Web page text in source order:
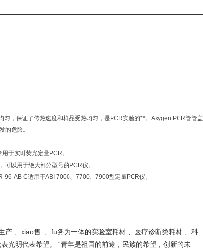
，保证了传热速度和样品受热均匀，是PCR实验的**。Axygen PCR管管盖
的危险。
于实时荧光定量PCR。
以用于绝大部分型号的PCR仪。
AB-C适用于ABI 7000、7700、7900型定量PCR仪。
产 、 xiao售 、 fu务为一体的实验室耗材 、医疗诊断类耗材 、科
光明代表希望。 “青年是祖国的前途，民族的希望，创新的未